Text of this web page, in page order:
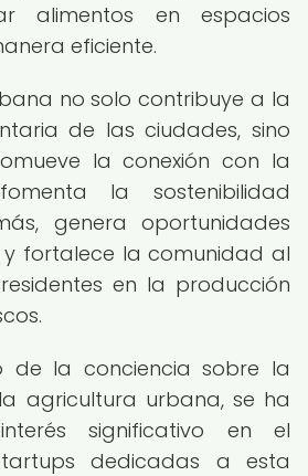
alimentos en espacios
eficiente.
no solo contribuye a la
de las ciudades, sino
la conexión con la
la sostenibilidad
genera oportunidades
fortalece la comunidad al
en la producción
de la conciencia sobre la
agricultura urbana, se ha
significativo en el
dedicadas a esta